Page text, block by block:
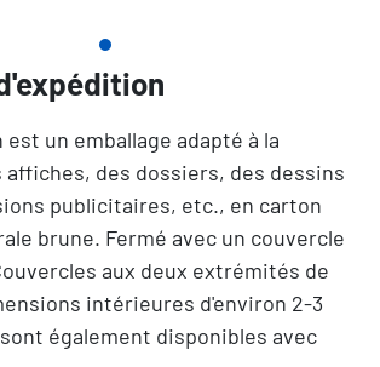
un emballage adapté à la
des dossiers, des dessins
publicitaires, etc., en carton
brune. Fermé avec un couvercle
aux deux extrémités de
intérieures d'environ 2-3
également disponibles avec